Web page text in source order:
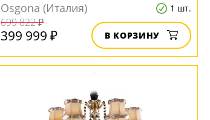
Osgona (Италия)
1 шт.
699 822 ₽
399 999 ₽ В КОРЗИНУ